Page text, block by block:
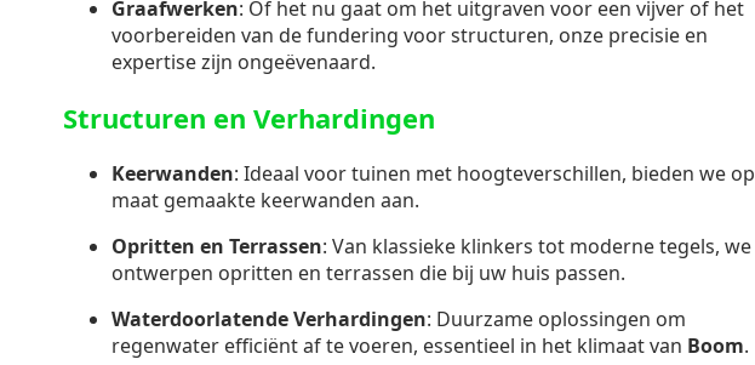
Graafwerken: Of het nu gaat om het uitgraven voor een vijver of het
voorbereiden van de fundering voor structuren, onze precisie en
expertise zijn ongeëvenaard.
Structuren en Verhardingen
Keerwanden: Ideaal voor tuinen met hoogteverschillen, bieden we op
maat gemaakte keerwanden aan.
Opritten en Terrassen: Van klassieke klinkers tot moderne tegels, we
ontwerpen opritten en terrassen die bij uw huis passen.
Waterdoorlatende Verhardingen: Duurzame oplossingen om
regenwater efficiënt af te voeren, essentieel in het klimaat van Boom.